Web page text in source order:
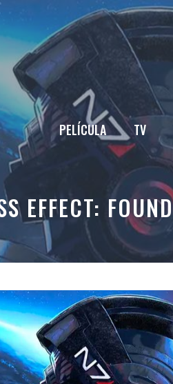
PELÍCULA TV
EFFECT: